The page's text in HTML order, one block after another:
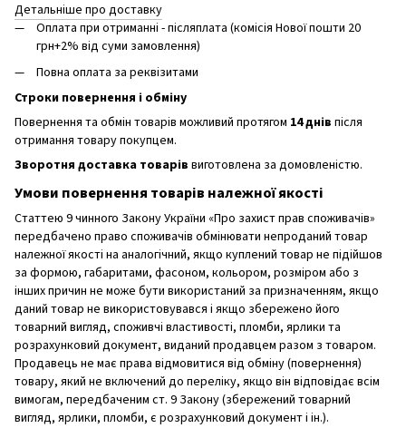
Детальніше про доставку
Оплата при отриманні - післяплата (комісія Нової пошти 20
грн+2% від суми замовлення)
Повна оплата за реквізитами
Строки повернення і обміну
Повернення та обмін товарів можливий протягом 14 днів після
отримання товару покупцем.
Зворотня доставка товарів виготовлена ​​за домовленістю.
Умови повернення товарів належної якості
Статтею 9 чинного Закону України «Про захист прав споживачів»
передбачено право споживачів обмінювати непроданий товар
належної якості на аналогічний, якщо куплений товар не підійшов
за формою, габаритами, фасоном, кольором, розміром або з
інших причин не може бути використаний за призначенням, якщо
даний товар не використовувався і якщо збережено його
товарний вигляд, споживчі властивості, пломби, ярлики та
розрахунковий документ, виданий продавцем разом з товаром.
Продавець не має права відмовитися від обміну (повернення)
товару, який не включений до переліку, якщо він відповідає всім
вимогам, передбаченим ст. 9 Закону (збережений товарний
вигляд, ярлики, пломби, є розрахунковий документ і ін.).